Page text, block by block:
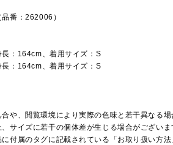
番：262006）
長：164cm、着用サイズ：S
長：164cm、着用サイズ：S
や、閲覧環境により実際の色味と若干異なる場
サイズに若干の個体差が生じる場合がございま
付属のタグに記載されている「お取り扱い方法